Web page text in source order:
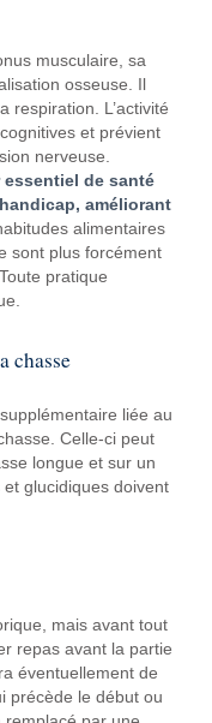
musculaire, sa
osseuse. Il
respiration. L’activité
et prévient
nerveuse.
de santé
améliorant
alimentaires
sont plus forcément
pratique
chasse
liée au
Celle-ci peut
longue et sur un
glucidiques doivent
mais avant tout
repas avant la partie
éventuellement de
précède le début ou